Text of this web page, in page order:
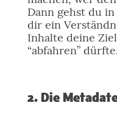
Dann gehst du
dir ein
Inhalte deine
“abfahren”
2. Die